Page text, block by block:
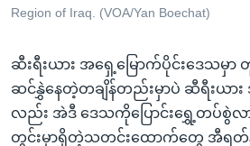
ရန်
ရန်
နေရာ
သို့
ကျော်
ဘာသာစကားများ
Region of Iraq. (VOA/Yan Boechat)
ဆီးရီးယား အရှေ့မြောက်ပိုင်းဒေသမှ
ဆင်နွှဲနေတဲ့တချိန်တည်းမှာပဲ ဆီရီးယာ
လည်း အဲဒီ ဒေသကိုပြောင်းရွှေ့တပ်စွဲလ
တွင်းမှာရှိတဲ့သတင်းထောက်တွေ အီရ